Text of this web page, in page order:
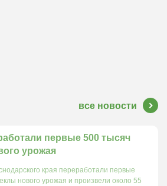
все новости
первые 500 тысяч
урожая
края переработали первые
нового урожая и произвели около 55